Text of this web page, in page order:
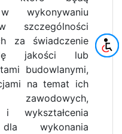
wykonywaniu
szczególności
za świadczenie
jakości lub
budowlanymi,
na temat ich
i wykształcenia
wykonania